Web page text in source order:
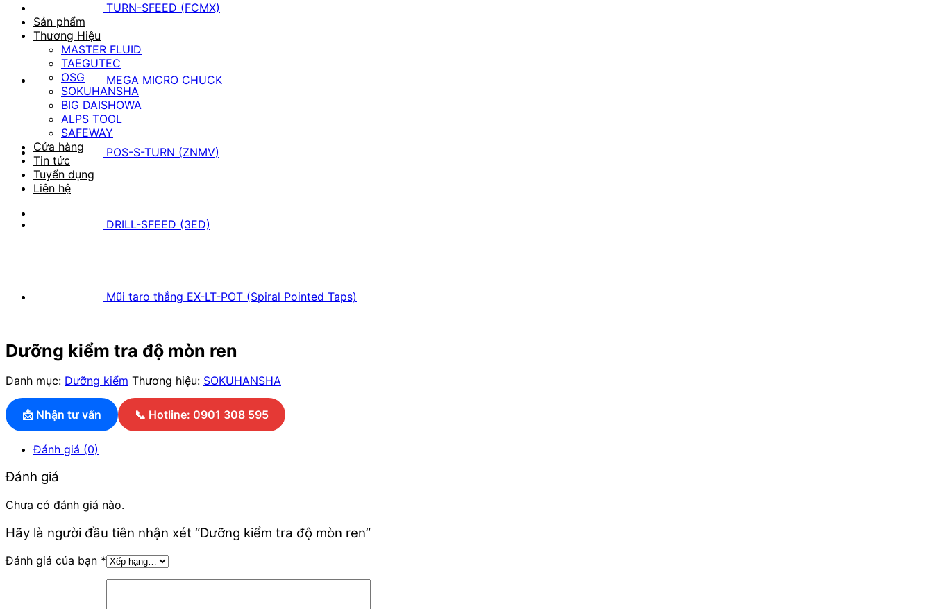
Sản phẩm
Thương Hiệu
MASTER FLUID
TAEGUTEC
OSG
SOKUHANSHA
BIG DAISHOWA
ALPS TOOL
SAFEWAY
Cửa hàng
Tin tức
Tuyển dụng
Liên hệ
TURN-SFEED (FCMX)
MEGA MICRO CHUCK
POS-S-TURN (ZNMV)
DRILL-SFEED (3ED)
Mũi taro thẳng EX-LT-POT (Spiral Pointed Taps)
Dưỡng kiểm tra độ mòn ren
Danh mục: Dưỡng kiểm Thương hiệu: SOKUHANSHA
📩 Nhận tư vấn 📞 Hotline: 0901 308 595
Đánh giá (0)
Đánh giá
Chưa có đánh giá nào.
Hãy là người đầu tiên nhận xét “Dưỡng kiểm tra độ mòn ren”
Đánh giá của bạn *